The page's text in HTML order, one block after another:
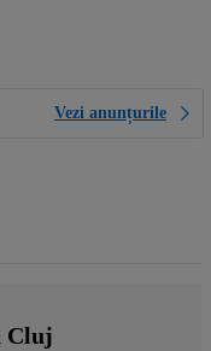
Vezi anunțurile
Cluj